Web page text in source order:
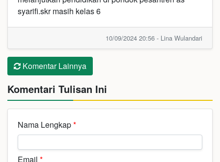
syarifi.skr masih kelas 6
10/09/2024 20:56 - Lina Wulandari
Komentar Lainnya
Komentari Tulisan Ini
Nama Lengkap*
Email *